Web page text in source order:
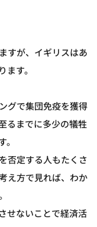
すが、イギリスはあ
す。
グで集団免疫を獲得
るまでに多少の犠牲
否定する人もたくさ
え方で見れば、わか
せないことで経済活